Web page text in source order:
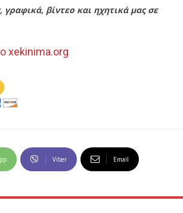
βίντεο και ηχητικά μας σε
xekinima.org
Viber Email